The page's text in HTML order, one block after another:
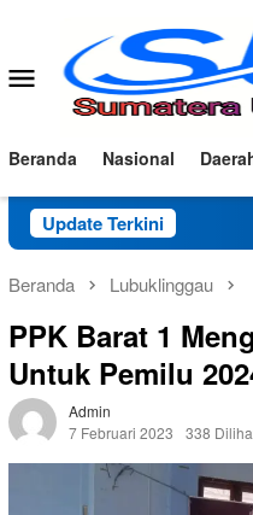
Menu
Mobile
Beranda Nasional
Update Terkini
Beranda Lubuklinggau
PPK Barat 1
Untuk Pemilu
Admin
7 Februari 2023
338